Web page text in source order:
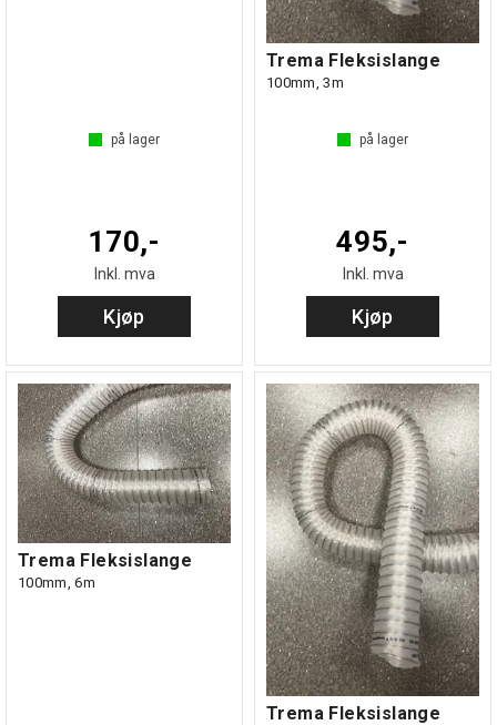
på lager
170,-
Inkl. mva
Kjøp
Trema Fleksislange
100mm, 3m
på lager
495,-
Inkl. mva
Kjøp
Trema Fleksislange
100mm, 6m
Trema Fleksislange